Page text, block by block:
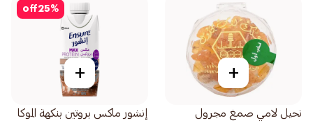
+
نحيل لامي صمغ مجرول
25%
off
+
إنشور ماكس بروتين بنكهة الموكا